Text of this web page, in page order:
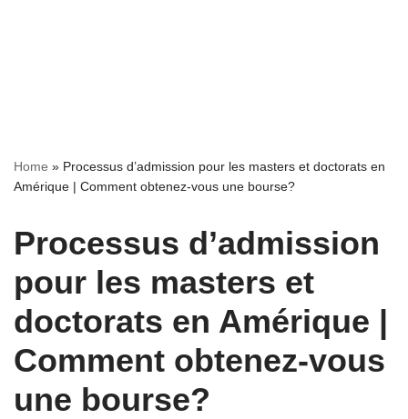
Home » Processus d’admission pour les masters et doctorats en
Amérique | Comment obtenez-vous une bourse?
Processus d’admission
pour les masters et
doctorats en Amérique |
Comment obtenez-vous
une bourse?